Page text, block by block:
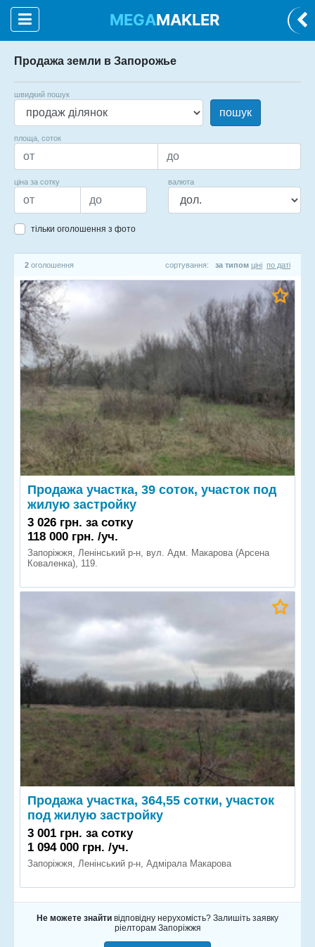
MEGAMAKLER
Продажа земли в Запорожье
швидкий пошук
пошук
площа, соток
ціна за сотку валюта
тільки оголошення з фото
2 оголошення сортування: за типом ціні по даті
Продажа участка, 39 соток, участок под
жилую застройку
3 026 грн. за сотку
118 000 грн. /уч.
Запоріжжя, Ленінський р-н, вул. Адм. Макарова (Арсена
Коваленка), 119.
Продажа участка, 364,55 сотки, участок
под жилую застройку
3 001 грн. за сотку
1 094 000 грн. /уч.
Запоріжжя, Ленінський р-н, Адмірала Макарова
Не можете знайти відповідну нерухомість? Залишіть заявку
ріелторам Запоріжжя